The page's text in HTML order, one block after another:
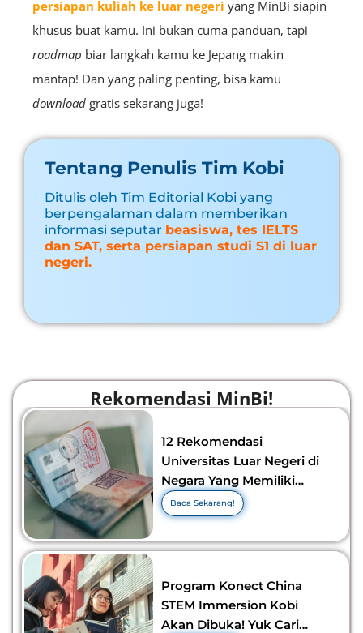
persiapan kuliah ke luar negeri yang MinBi siapin
khusus buat kamu. Ini bukan cuma panduan, tapi
roadmap biar langkah kamu ke Jepang makin
mantap! Dan yang paling penting, bisa kamu
download gratis sekarang juga!
Tentang Penulis Tim Kobi
Ditulis oleh Tim Editorial Kobi yang
berpengalaman dalam memberikan
informasi seputar beasiswa, tes IELTS
dan SAT, serta persiapan studi S1 di luar
negeri.
Rekomendasi MinBi!
12 Rekomendasi
Universitas Luar Negeri di
Negara Yang Memiliki
Visa Murah di 2026-2027!
Baca Sekarang!
Program Konect China
STEM Immersion Kobi
Akan Dibuka! Yuk Cari